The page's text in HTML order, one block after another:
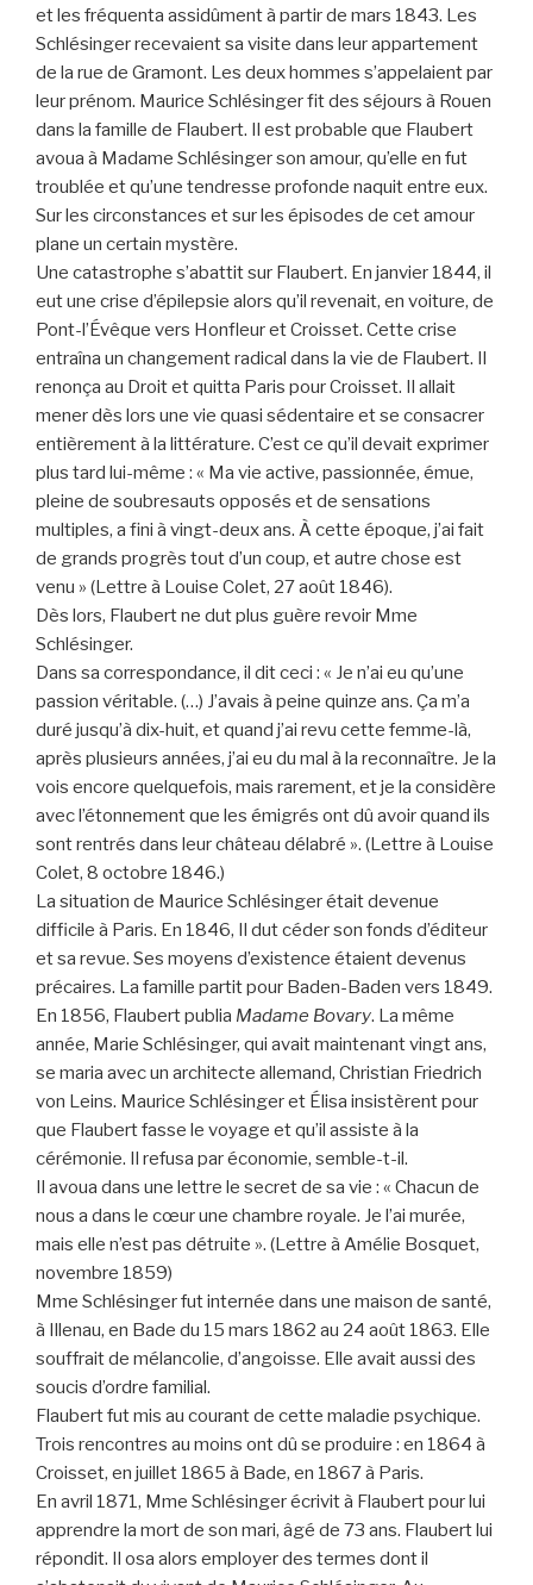
et les fréquenta assidûment à partir de mars 1843. Les
Schlésinger recevaient sa visite dans leur appartement
de la rue de Gramont. Les deux hommes s’appelaient par
leur prénom. Maurice Schlésinger fit des séjours à Rouen
dans la famille de Flaubert. Il est probable que Flaubert
avoua à Madame Schlésinger son amour, qu’elle en fut
troublée et qu’une tendresse profonde naquit entre eux.
Sur les circonstances et sur les épisodes de cet amour
plane un certain mystère.
Une catastrophe s’abattit sur Flaubert. En janvier 1844, il
eut une crise d’épilepsie alors qu’il revenait, en voiture, de
Pont-l’Évêque vers Honfleur et Croisset. Cette crise
entraîna un changement radical dans la vie de Flaubert. Il
renonça au Droit et quitta Paris pour Croisset. Il allait
mener dès lors une vie quasi sédentaire et se consacrer
entièrement à la littérature. C’est ce qu’il devait exprimer
plus tard lui-même : « Ma vie active, passionnée, émue,
pleine de soubresauts opposés et de sensations
multiples, a fini à vingt-deux ans. À cette époque, j’ai fait
de grands progrès tout d’un coup, et autre chose est
venu » (Lettre à Louise Colet, 27 août 1846).
Dès lors, Flaubert ne dut plus guère revoir Mme
Schlésinger.
Dans sa correspondance, il dit ceci : « Je n’ai eu qu’une
passion véritable. (…) J’avais à peine quinze ans. Ça m’a
duré jusqu’à dix-huit, et quand j’ai revu cette femme-là,
après plusieurs années, j’ai eu du mal à la reconnaître. Je la
vois encore quelquefois, mais rarement, et je la considère
avec l’étonnement que les émigrés ont dû avoir quand ils
sont rentrés dans leur château délabré ». (Lettre à Louise
Colet, 8 octobre 1846.)
La situation de Maurice Schlésinger était devenue
difficile à Paris. En 1846, Il dut céder son fonds d’éditeur
et sa revue. Ses moyens d’existence étaient devenus
précaires. La famille partit pour Baden-Baden vers 1849.
En 1856, Flaubert publia Madame Bovary. La même
année, Marie Schlésinger, qui avait maintenant vingt ans,
se maria avec un architecte allemand, Christian Friedrich
von Leins. Maurice Schlésinger et Élisa insistèrent pour
que Flaubert fasse le voyage et qu’il assiste à la
cérémonie. Il refusa par économie, semble-t-il.
Il avoua dans une lettre le secret de sa vie : « Chacun de
nous a dans le cœur une chambre royale. Je l’ai murée,
mais elle n’est pas détruite ». (Lettre à Amélie Bosquet,
novembre 1859)
Mme Schlésinger fut internée dans une maison de santé,
à Illenau, en Bade du 15 mars 1862 au 24 août 1863. Elle
souffrait de mélancolie, d’angoisse. Elle avait aussi des
soucis d’ordre familial.
Flaubert fut mis au courant de cette maladie psychique.
Trois rencontres au moins ont dû se produire : en 1864 à
Croisset, en juillet 1865 à Bade, en 1867 à Paris.
En avril 1871, Mme Schlésinger écrivit à Flaubert pour lui
apprendre la mort de son mari, âgé de 73 ans. Flaubert lui
répondit. Il osa alors employer des termes dont il